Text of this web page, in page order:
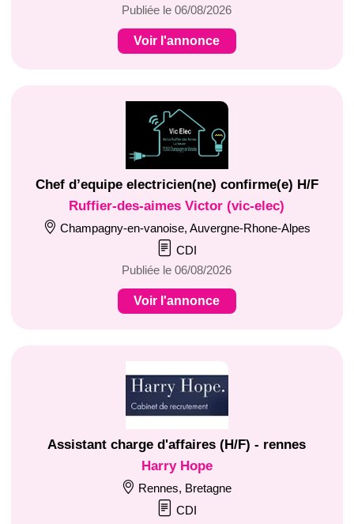
Publiée le 06/08/2026
Voir l'annonce
Chef d’equipe electricien(ne) confirme(e) H/F
Ruffier-des-aimes Victor (vic-elec)
Champagny-en-vanoise, Auvergne-Rhone-Alpes
CDI
Publiée le 06/08/2026
Voir l'annonce
Assistant charge d'affaires (H/F) - rennes
Harry Hope
Rennes, Bretagne
CDI